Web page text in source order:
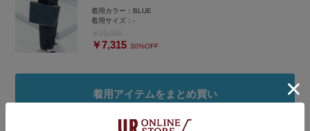
着用カラー： BLUE
着用サイズ：-
￥7,315 30%OFF
着用アイテムをまとめ買い